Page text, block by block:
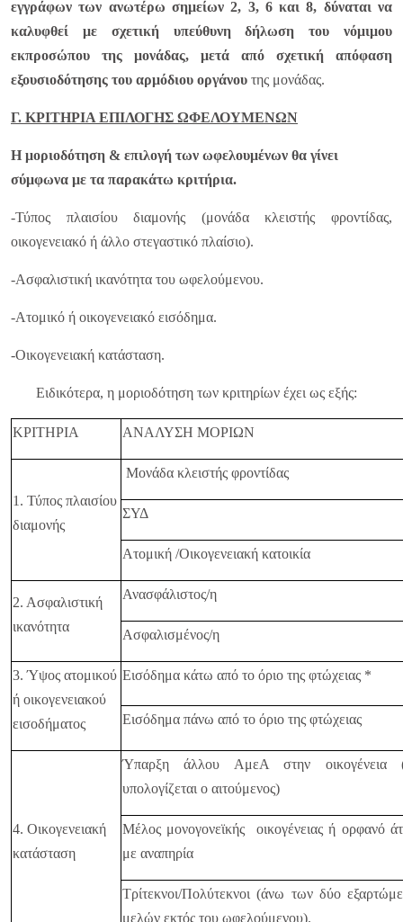
εγγράφων των ανωτέρω σημείων 2, 3, 6 και 8, δύναται να
καλυφθεί με σχετική υπεύθυνη δήλωση του νόμιμου
εκπροσώπου της μονάδας, μετά από σχετική απόφαση
εξουσιοδότησης του αρμόδιου οργάνου της μονάδας.
Γ. ΚΡΙΤHΡΙΑ ΕΠΙΛΟΓΗΣ ΩΦΕΛΟΥΜΕΝΩΝ
Η μοριοδότηση & επιλογή των ωφελουμένων θα γίνει
σύμφωνα με τα παρακάτω κριτήρια.
-Τύπος πλαισίου διαμονής (μονάδα κλειστής φροντίδας,
οικογενειακό ή άλλο στεγαστικό πλαίσιο).
-Ασφαλιστική ικανότητα του ωφελούμενου.
-Ατομικό ή οικογενειακό εισόδημα.
-Οικογενειακή κατάσταση.
Ειδικότερα, η μοριοδότηση των κριτηρίων έχει ως εξής:
ΚΡΙΤΗΡΙΑ ΑΝΑΛΥΣΗ ΜΟΡΙΩΝ
1. Τύπος πλαισίου
διαμονής
Μονάδα κλειστής φροντίδας
ΣΥΔ
Ατομική /Οικογενειακή κατοικία
2. Ασφαλιστική
ικανότητα
Ανασφάλιστος/η
Ασφαλισμένος/η
3. Ύψος ατομικού
ή οικογενειακού
εισοδήματος
Εισόδημα κάτω από το όριο της φτώχειας *
Εισόδημα πάνω από το όριο της φτώχειας
4. Οικογενειακή
κατάσταση
Ύπαρξη άλλου ΑμεΑ στην οικογένεια
υπολογίζεται ο αιτούμενος)
Μέλος μονογονεϊκής οικογένειας ή ορφανό
με αναπηρία
Τρίτεκνοι/Πολύτεκνοι (άνω των δύο
μελών εκτός του ωφελούμενου).